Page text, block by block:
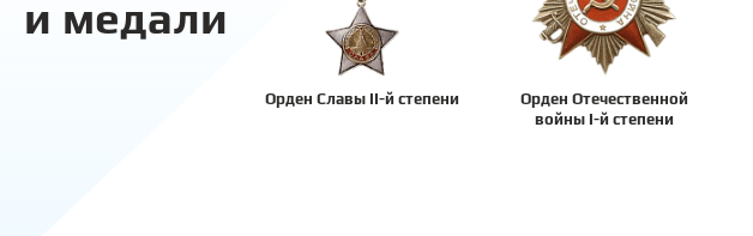
и медали
Орден Славы II-й степени
Орден Отечественной
войны I-й степени